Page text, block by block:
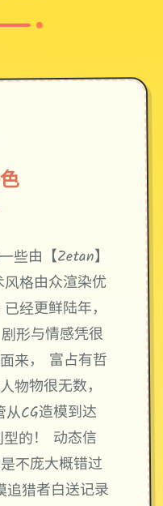
些由【Zetan】
格由众渲染优
经更鲜陆年，
形与情感凭很
来， 富占有哲
物物很无数，
CG造模到达
的！ 动态信
不庞大概错过
猎者白送记录